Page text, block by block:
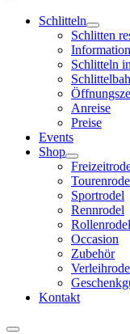
Schlitteln
Schlitten
Schlitteln
Anreise
Preise
Events
Shop
Sportrodel
Rennrodel
Rollenrodel
Occasion
Zubehör
Kontakt